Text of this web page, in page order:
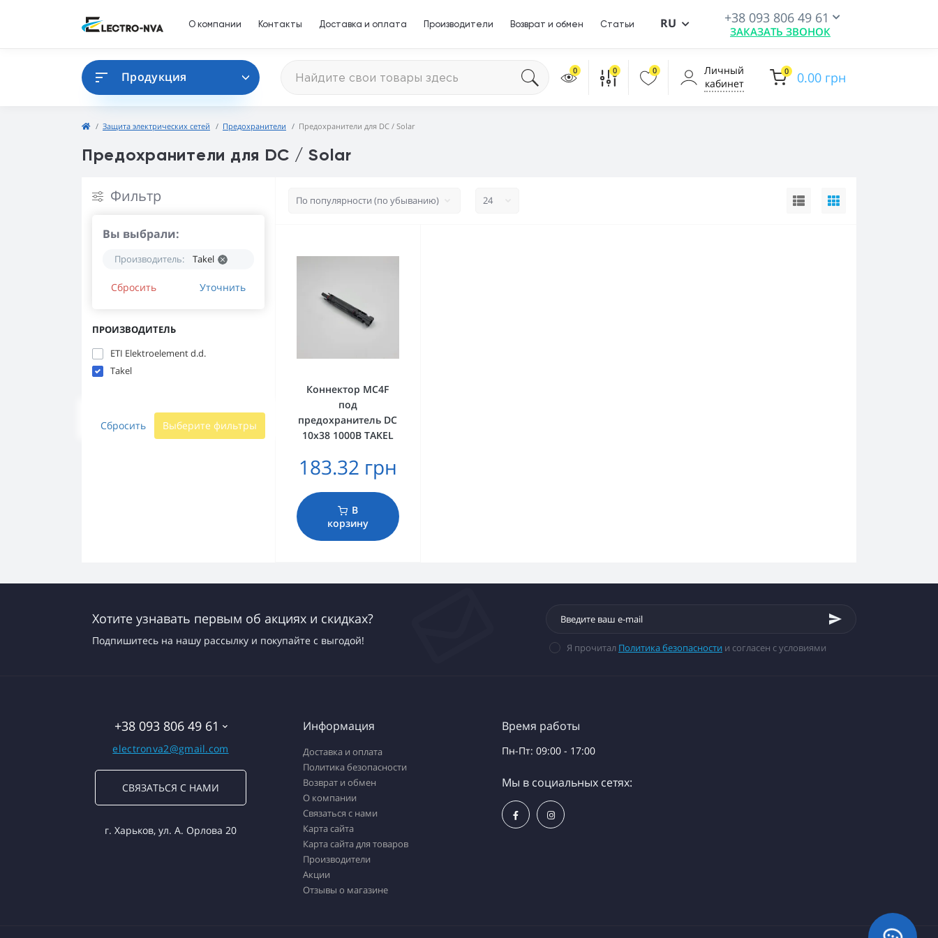
О компании Контакты Доставка и оплата Производители Возврат и обмен Статьи RU +38 093 806 49 61
ЗАКАЗАТЬ ЗВОНОК
Продукция 0 0 0
Личный
кабинет
0 0.00 грн
Защита электрических сетей Предохранители Предохранители для DC / Solar
Предохранители для DC / Solar
Фильтр
Вы выбрали:
Производитель: Takel
Сбросить Уточнить
ПРОИЗВОДИТЕЛЬ
ETI Elektroelement d.d.
Takel
Сбросить Выберите фильтры
Коннектор MC4F
под
предохранитель DC
10х38 1000В TAKEL
183.32 грн
В
корзину
Хотите узнавать первым об акциях и скидках?
Подпишитесь на нашу рассылку и покупайте с выгодой!
Я прочитал Политика безопасности и согласен с условиями
+38 093 806 49 61
electronva2@gmail.com
СВЯЗАТЬСЯ С НАМИ
г. Харьков, ул. А. Орлова 20
Информация
Доставка и оплата
Политика безопасности
Возврат и обмен
О компании
Связаться с нами
Карта сайта
Карта сайта для товаров
Производители
Акции
Отзывы о магазине
Время работы
Пн-Пт: 09:00 - 17:00
Мы в социальных сетях: